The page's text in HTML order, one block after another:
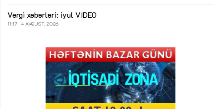
Vergi xəbərləri: iyul VİDEO
11:17 4 AVQUST, 2026